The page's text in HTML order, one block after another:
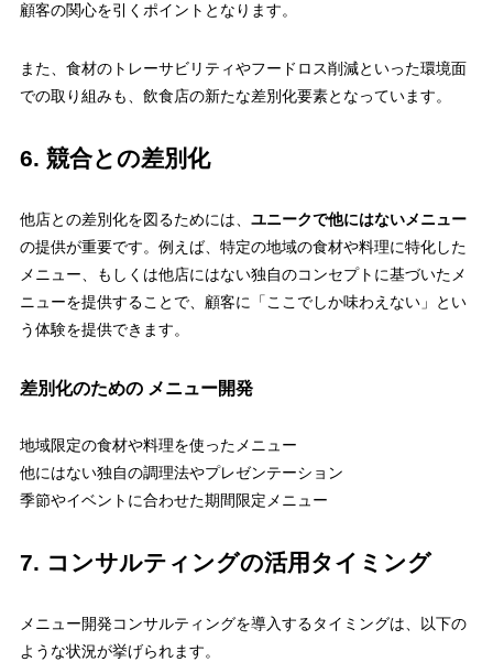
顧客の関心を引くポイントとなります。
また、食材のトレーサビリティやフードロス削減といった環境面
での取り組みも、飲食店の新たな差別化要素となっています。
6. 競合との差別化
他店との差別化を図るためには、 ユニークで他にはないメニュー
の提供が重要です。例えば、特定の地域の食材や料理に特化した
メニュー、もしくは他店にはない独自のコンセプトに基づいたメ
ニューを提供することで、顧客に「ここでしか味わえない」とい
う体験を提供できます。
差別化のための メニュー開発
地域限定の食材や料理を使ったメニュー
他にはない独自の調理法やプレゼンテーション
季節やイベントに合わせた期間限定メニュー
7. コンサルティングの活用タイミング
メニュー開発コンサルティングを導入するタイミングは、以下の
ような状況が挙げられます。